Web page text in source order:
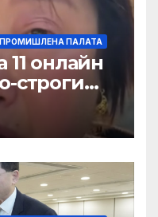
ПАЛАТА
11 онлайн
строги
на